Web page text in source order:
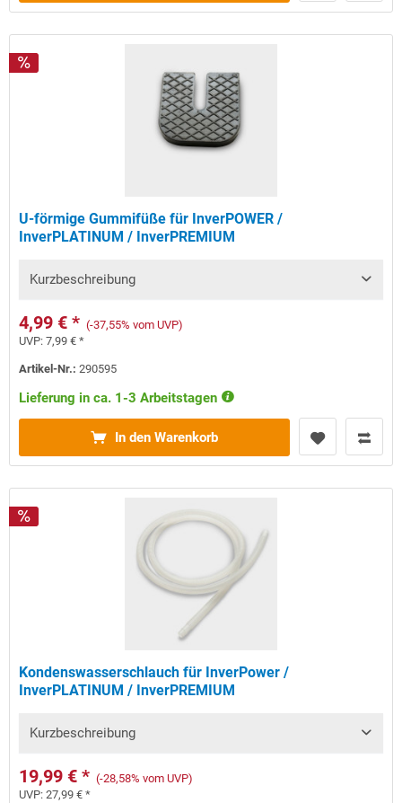
U-förmige Gummifüße für InverPOWER /
InverPLATINUM / InverPREMIUM
Kurzbeschreibung
4,99 € * (-37,55% vom UVP)
UVP:7,99 € *
Artikel-Nr.:290595
Lieferung in ca. 1-3 Arbeitstagen
In den Warenkorb
Kondenswasserschlauch für InverPower /
InverPLATINUM / InverPREMIUM
Kurzbeschreibung
19,99 € * (-28,58% vom UVP)
UVP:27,99 € *